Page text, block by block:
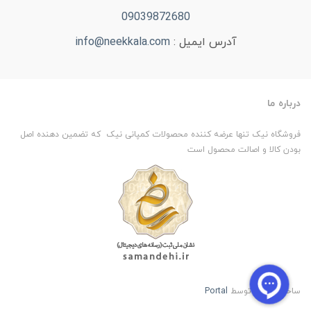
09039872680
آدرس ایمیل : info@neekkala.com
درباره ما
فروشگاه نیک تنها عرضه کننده محصولات کمپانی نیک که تضمین دهنده اصل
بودن کالا و اصالت محصول است
ساخت سایت توسط Portal